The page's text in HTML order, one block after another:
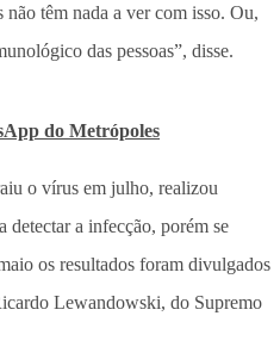
têm nada a ver com isso. Ou,
das pessoas”, disse.
do Metrópoles
o vírus em julho, realizou
detectar a infecção, porém se
os resultados foram divulgados
Lewandowski, do Supremo